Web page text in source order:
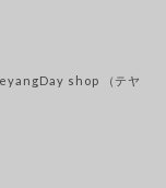
shop （テヤ